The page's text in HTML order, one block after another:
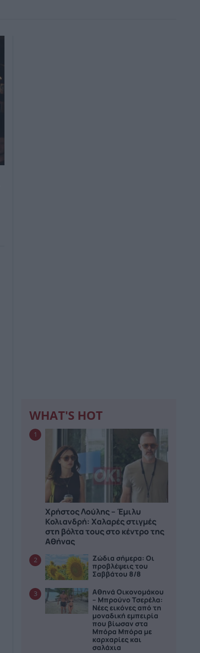
WHAT'S HOT
1
Χρήστος Λούλης – Έμιλυ
Κολιανδρή: Χαλαρές στιγμές
στη βόλτα τους στο κέντρο της
Αθήνας
2
Ζώδια σήμερα: Οι
προβλέψεις του
Σαββάτου 8/8
3
Αθηνά Οικονομάκου
– Μπρούνο Τσερέλα:
Νέες εικόνες από τη
μοναδική εμπειρία
που βίωσαν στα
Μπόρα Μπόρα με
καρχαρίες και
σαλάχια